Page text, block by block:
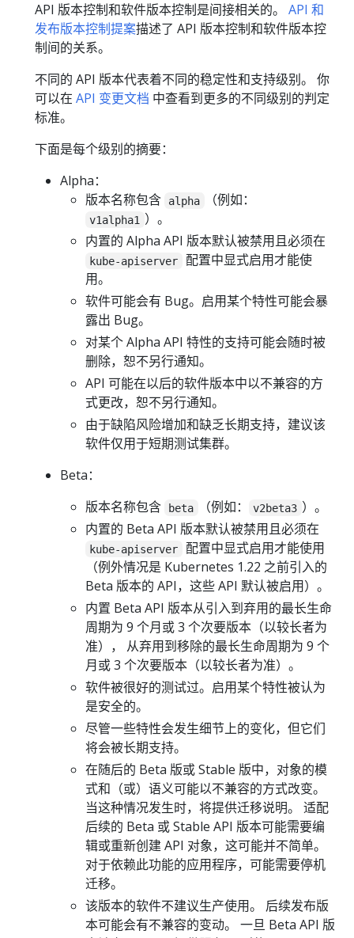
API 版本控制和软件版本控制是间接相关的。 API 和
发布版本控制提案描述了 API 版本控制和软件版本控
制间的关系。
不同的 API 版本代表着不同的稳定性和支持级别。 你
可以在 API 变更文档 中查看到更多的不同级别的判定
标准。
下面是每个级别的摘要：
Alpha：
版本名称包含
alpha （例如：
v1alpha1 ）。
内置的 Alpha API 版本默认被禁用且必须在
kube-apiserver
配置中显式启用才能使
用。
软件可能会有 Bug。启用某个特性可能会暴
露出 Bug。
对某个 Alpha API 特性的支持可能会随时被
删除，恕不另行通知。
API 可能在以后的软件版本中以不兼容的方
式更改，恕不另行通知。
由于缺陷风险增加和缺乏长期支持，建议该
软件仅用于短期测试集群。
Beta：
版本名称包含
beta （例如： v2beta3 ）。
内置的 Beta API 版本默认被禁用且必须在
kube-apiserver
配置中显式启用才能使用
（例外情况是 Kubernetes 1.22 之前引入的
Beta 版本的 API，这些 API 默认被启用）。
内置 Beta API 版本从引入到弃用的最长生命
周期为 9 个月或 3 个次要版本（以较长者为
准）， 从弃用到移除的最长生命周期为 9 个
月或 3 个次要版本（以较长者为准）。
软件被很好的测试过。启用某个特性被认为
是安全的。
尽管一些特性会发生细节上的变化，但它们
将会被长期支持。
在随后的 Beta 版或 Stable 版中，对象的模
式和（或）语义可能以不兼容的方式改变。
当这种情况发生时，将提供迁移说明。 适配
后续的 Beta 或 Stable API 版本可能需要编
辑或重新创建 API 对象，这可能并不简单。
对于依赖此功能的应用程序，可能需要停机
迁移。
该版本的软件不建议生产使用。 后续发布版
本可能会有不兼容的变动。 一旦 Beta API 版